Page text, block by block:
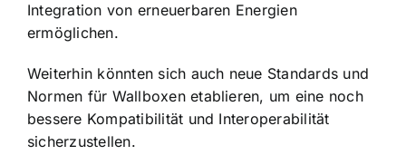
Integration von erneuerbaren Energien
ermöglichen.
Weiterhin könnten sich auch neue Standards und
Normen für Wallboxen etablieren, um eine noch
bessere Kompatibilität und Interoperabilität
sicherzustellen.